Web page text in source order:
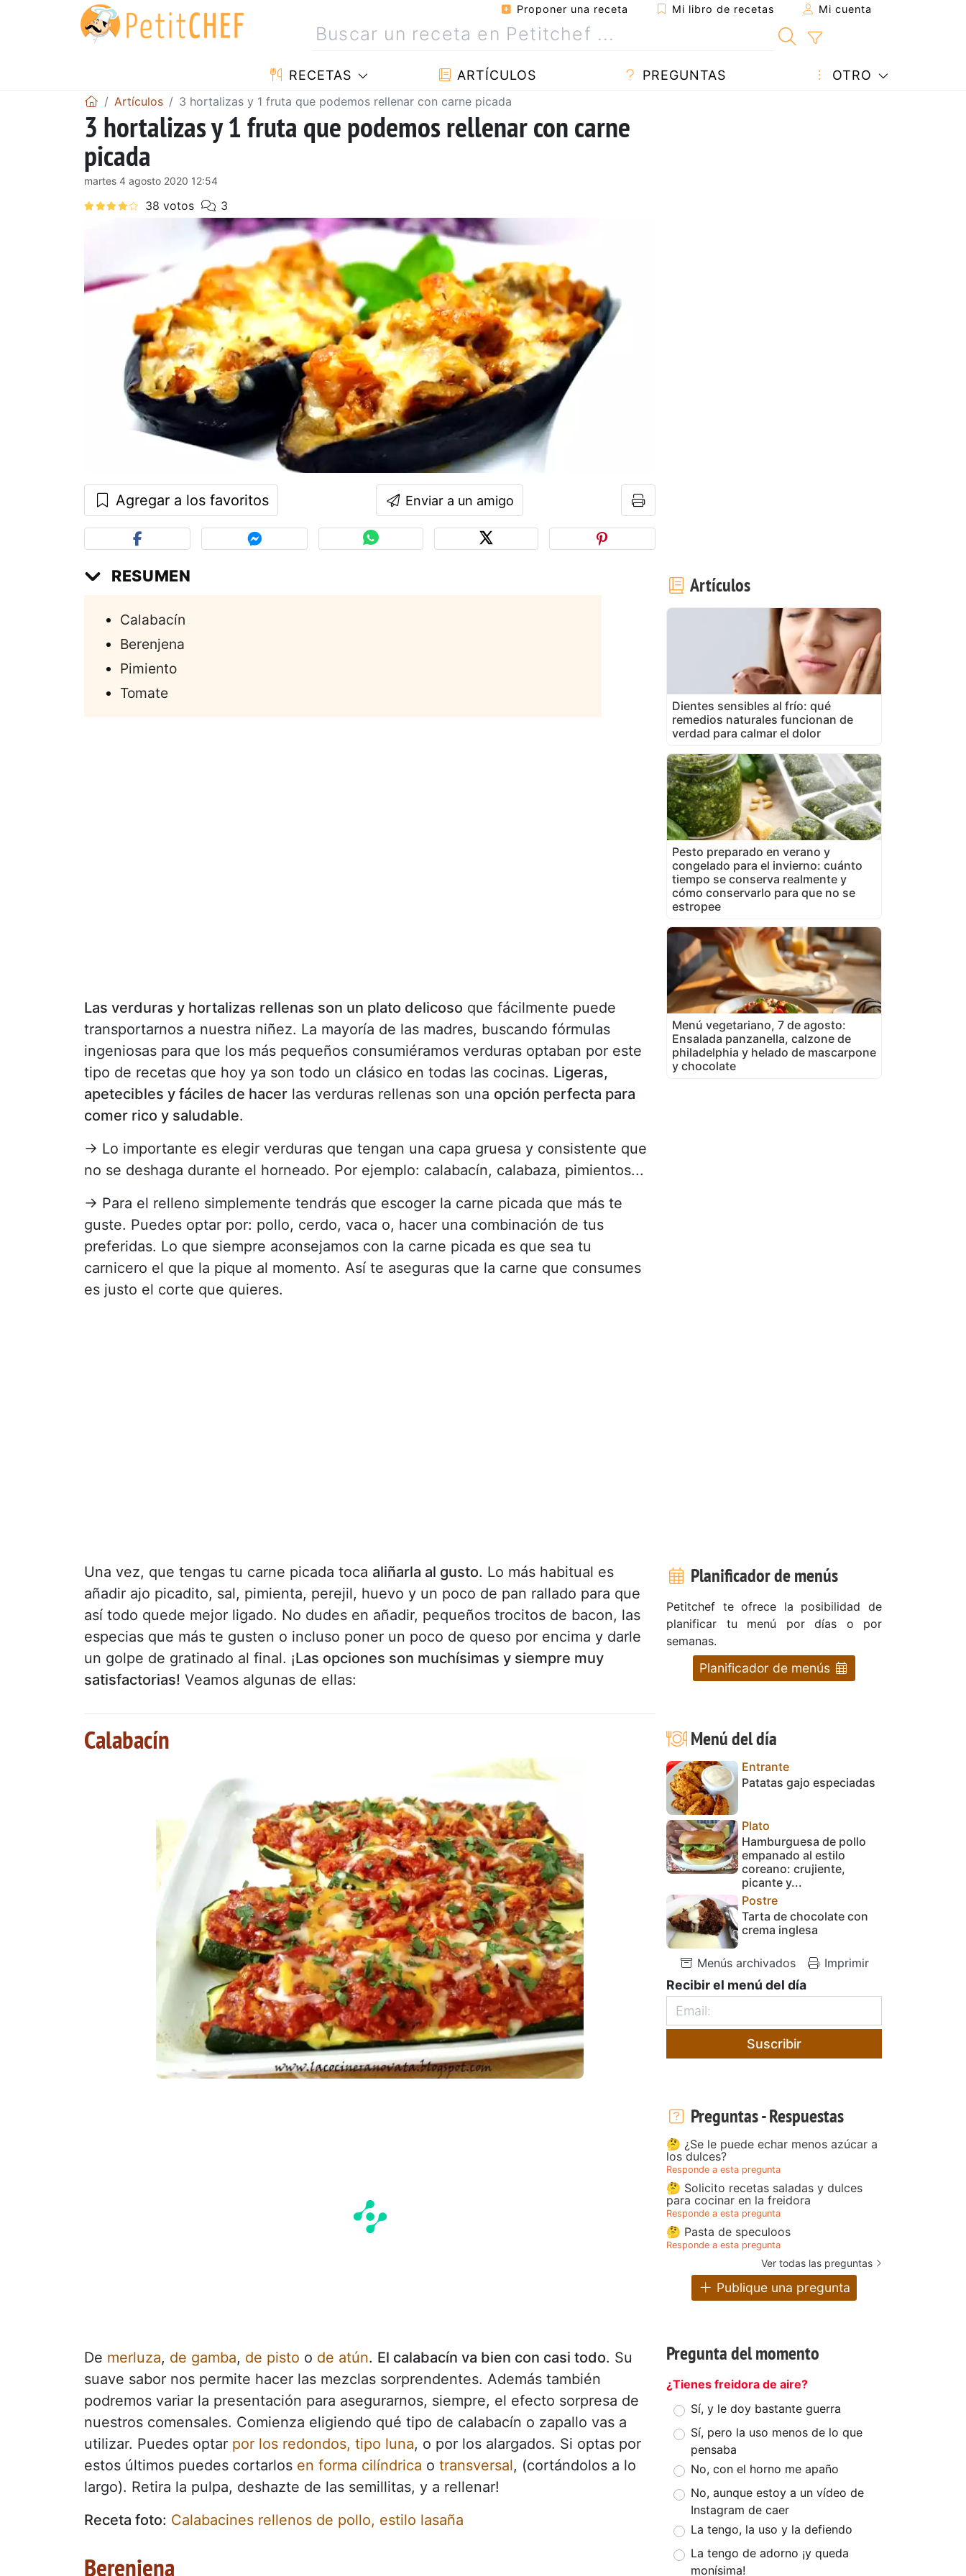
Proponer una receta Mi libro de recetas Mi cuenta
RECETAS ARTÍCULOS PREGUNTAS OTRO
Artículos 3 hortalizas y 1 fruta que podemos rellenar con carne picada
3 hortalizas y 1 fruta que podemos rellenar con carne
picada
martes 4 agosto 2020 12:54
Agregar a los favoritos Enviar a un amigo
RESUMEN
Calabacín
Berenjena
Pimiento
Tomate
Las verduras y hortalizas rellenas son un plato delicoso que fácilmente puede
transportarnos a nuestra niñez. La mayoría de las madres, buscando fórmulas
ingeniosas para que los más pequeños consumiéramos verduras optaban por este
tipo de recetas que hoy ya son todo un clásico en todas las cocinas. Ligeras,
apetecibles y fáciles de hacer las verduras rellenas son una opción perfecta para
comer rico y saludable.
→ Lo importante es elegir verduras que tengan una capa gruesa y consistente que
no se deshaga durante el horneado. Por ejemplo: calabacín, calabaza, pimientos...
→ Para el relleno simplemente tendrás que escoger la carne picada que más te
guste. Puedes optar por: pollo, cerdo, vaca o, hacer una combinación de tus
preferidas. Lo que siempre aconsejamos con la carne picada es que sea tu
carnicero el que la pique al momento. Así te aseguras que la carne que consumes
es justo el corte que quieres.
Una vez, que tengas tu carne picada toca aliñarla al gusto. Lo más habitual es
añadir ajo picadito, sal, pimienta, perejil, huevo y un poco de pan rallado para que
así todo quede mejor ligado. No dudes en añadir, pequeños trocitos de bacon, las
especias que más te gusten o incluso poner un poco de queso por encima y darle
un golpe de gratinado al final. ¡Las opciones son muchísimas y siempre muy
satisfactorias! Veamos algunas de ellas:
Calabacín
De merluza, de gamba, de pisto o de atún. El calabacín va bien con casi todo. Su
suave sabor nos permite hacer las mezclas sorprendentes. Además también
podremos variar la presentación para asegurarnos, siempre, el efecto sorpresa de
nuestros comensales. Comienza eligiendo qué tipo de calabacín o zapallo vas a
utilizar. Puedes optar por los redondos, tipo luna, o por los alargados. Si optas por
estos últimos puedes cortarlos en forma cilíndrica o transversal, (cortándolos a lo
largo). Retira la pulpa, deshazte de las semillitas, y a rellenar!
Receta foto: Calabacines rellenos de pollo, estilo lasaña
Berenjena
Artículos
Dientes sensibles al frío: qué
remedios naturales funcionan de
verdad para calmar el dolor
Pesto preparado en verano y
congelado para el invierno: cuánto
tiempo se conserva realmente y
cómo conservarlo para que no se
estropee
Menú vegetariano, 7 de agosto:
Ensalada panzanella, calzone de
philadelphia y helado de mascarpone
y chocolate
Planificador de menús
Petitchef te ofrece la posibilidad de
planificar tu menú por días o por
semanas.
Planificador de menús
Menú del día
Entrante
Patatas gajo especiadas
Plato
Hamburguesa de pollo
empanado al estilo
coreano: crujiente,
picante y...
Postre
Tarta de chocolate con
crema inglesa
Menús archivados Imprimir
Recibir el menú del día
Suscribir
Preguntas - Respuestas
🤔 ¿Se le puede echar menos azúcar a
los dulces?
Responde a esta pregunta
🤔 Solicito recetas saladas y dulces
para cocinar en la freidora
Responde a esta pregunta
🤔 Pasta de speculoos
Responde a esta pregunta
Ver todas las preguntas
Publique una pregunta
Pregunta del momento
¿Tienes freidora de aire?
Sí, y le doy bastante guerra
Sí, pero la uso menos de lo que
pensaba
No, con el horno me apaño
No, aunque estoy a un vídeo de
Instagram de caer
La tengo, la uso y la defiendo
La tengo de adorno ¡y queda
monísima!